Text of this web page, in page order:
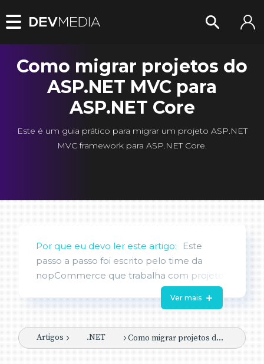
Como migrar projetos do
ASP.NET MVC para
ASP.NET Core
Este é um guia prático para migrar um projeto ASP.NET
MVC framework para ASP.NET Core.
Por que eu devo ler este artigo:
Este
passo a passo foi escrito pelo time da
nopCommerce que trabalha com projeto
de código aberto e pode ser aplicado a
qualquer projeto ASP.NET MVC. Descreve
projetos que não acompanham essas
tendências deveriam considerá-las.
Ver mais
Artigos .NET Como migrar projetos do ASP.NET MVC para ASP.NET Core